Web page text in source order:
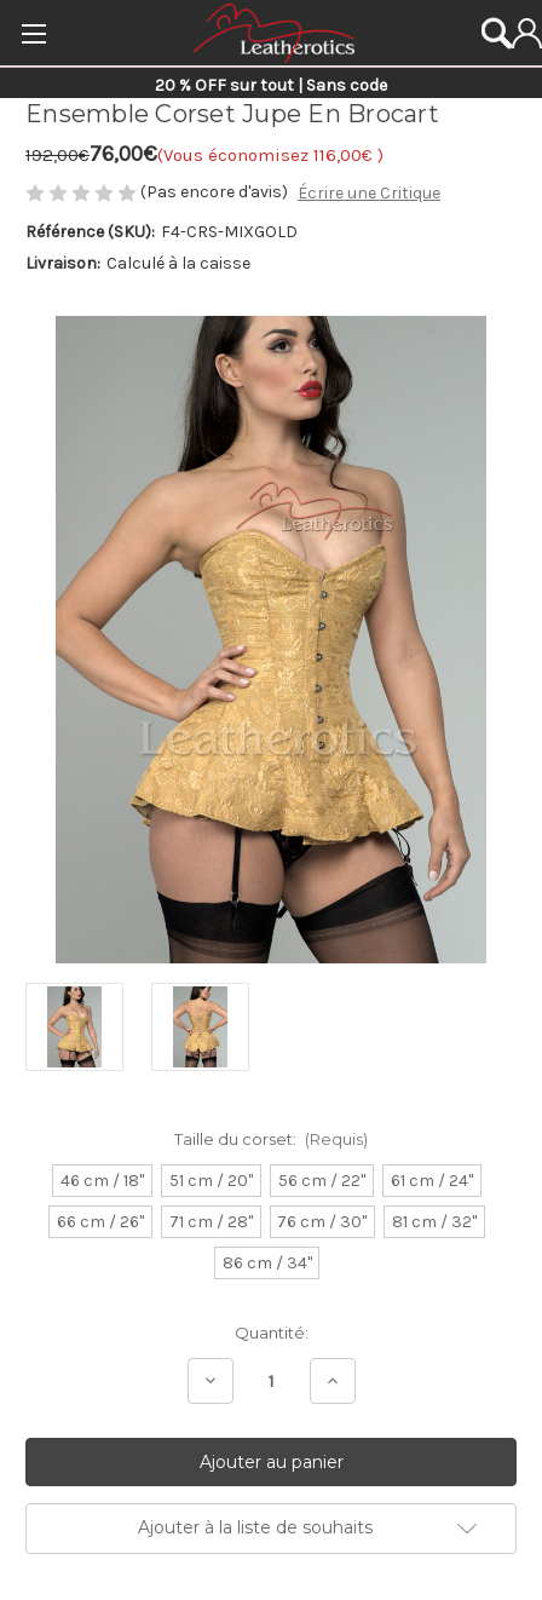
20 % OFF sur tout | Sans code
Ensemble Corset Jupe En Brocart
192,00€76,00€(Vous économisez 116,00€ )
(Pas encore d'avis)
Écrire une Critique
Référence (SKU): F4-CRS-MIXGOLD
Livraison: Calculé à la caisse
Taille du corset: (Requis)
46 cm / 18" 51 cm / 20" 56 cm / 22"
61 cm / 24"
66 cm / 26"
71 cm / 28" 76 cm / 30"
81 cm / 32"
86 cm / 34"
Quantité:
Diminuer Augmenter
Ajouter à la liste de souhaits